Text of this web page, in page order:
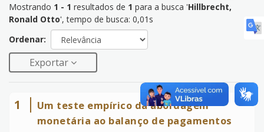
Mostrando 1 - 1 resultados de 1 para a busca 'Hillbrecht,
Ronald Otto', tempo de busca: 0,01s
Ordenar:
Exportar
1
Um teste empírico da abordagem
monetária ao balanço de pagamentos